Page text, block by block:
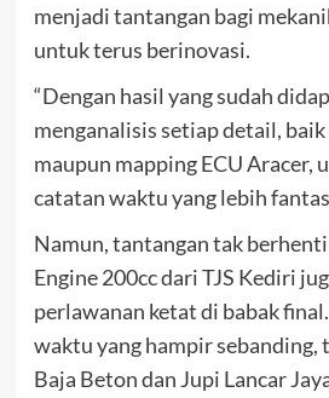
menjadi tantangan bagi
untuk terus berinovasi.
“Dengan hasil yang sudah
menganalisis setiap detail,
maupun mapping ECU Aracer,
catatan waktu yang lebih
Namun, tantangan tak
Engine 200cc dari TJS Kediri
perlawanan ketat di babak
waktu yang hampir
Baja Beton dan Jupi Lancar